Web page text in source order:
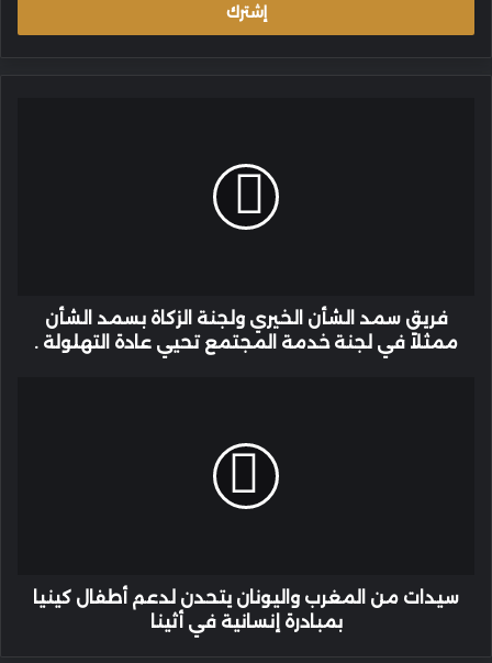
لجنة
فريق سمد الشأن الخيري ولجنة الزكاة بسمد الشأن
ممثلاً في لجنة خدمة المجتمع تحيي عادة التهلولة .
إنسانية
سيدات من المغرب واليونان يتحدن لدعم أطفال كينيا
بمبادرة إنسانية في أثينا